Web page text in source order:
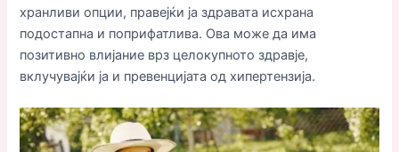
хранливи опции, правејќи ја здравата исхрана
подостапна и поприфатлива. Ова може да има
позитивно влијание врз целокупното здравје,
вклучувајќи ја и превенцијата од хипертензија.